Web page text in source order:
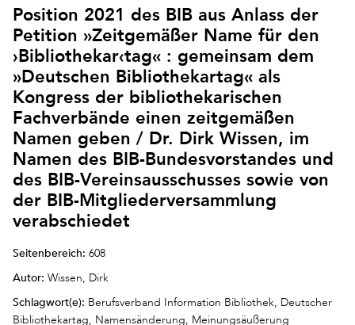
Position 2021 des BIB aus Anlass der
Petition »Zeitgemäßer Name für den
›Bibliothekar‹tag« : gemeinsam dem
»Deutschen Bibliothekartag« als
Kongress der bibliothekarischen
Fachverbände einen zeitgemäßen
Namen geben / Dr. Dirk Wissen, im
Namen des BIB-Bundesvorstandes und
des BIB-Vereinsausschusses sowie von
der BIB-Mitgliederversammlung
verabschiedet
Seitenbereich: 608
Autor: Wissen, Dirk
Schlagwort(e): Berufsverband Information Bibliothek, Deutscher
Bibliothekartag, Namensänderung, Meinungsäußerung